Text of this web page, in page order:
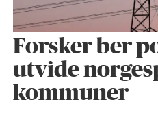
Forsker ber
utvide
kommuner